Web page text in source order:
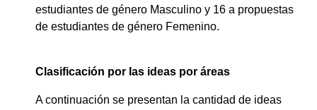
estudiantes de género Masculino y 16 a propuestas
de estudiantes de género Femenino.
Clasificación por las ideas por áreas
A continuación se presentan la cantidad de ideas